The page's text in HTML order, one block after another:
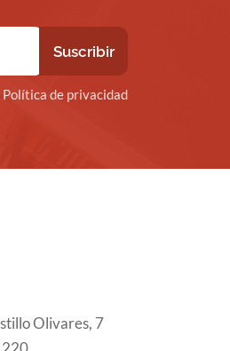
de privacidad
Olivares, 7